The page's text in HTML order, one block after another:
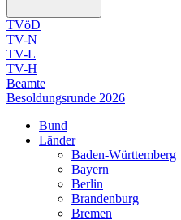
TVöD
TV-N
TV-L
TV-H
Beamte
Besoldungsrunde 2026
Bund
Länder
Baden-Württemberg
Bayern
Berlin
Brandenburg
Bremen